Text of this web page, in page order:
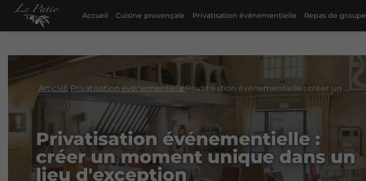
Accueil Cuisine provençale Privatisation événementielle Repas de groupe
Articles Privatisation événementielle Privatisation événementielle : créer un moment unique dans un lieu d'exception
Privatisation événementielle :
créer un moment unique dans un
lieu d'exception